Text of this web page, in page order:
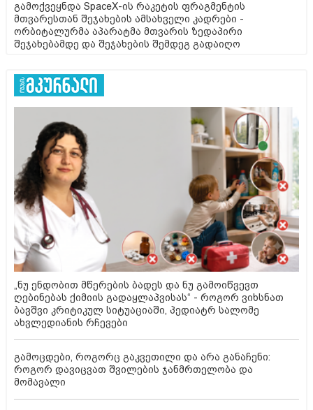
გამოქვეყნდა SpaceX-ის რაკეტის ფრაგმენტის
მთვარესთან შეჯახების ამსახველი კადრები -
ორბიტალურმა აპარატმა მთვარის ზედაპირი
შეჯახებამდე და შეჯახების შემდეგ გადაიღო
„ნუ ენდობით მწერების ბადეს და ნუ გამოიწვევთ
ღებინებას ქიმიის გადაყლაპვისას“ - როგორ ვიხსნათ
ბავშვი კრიტიკულ სიტუაციაში, პედიატრ სალომე
ახვლედიანის რჩევები
გამოცდები, როგორც გაკვეთილი და არა განაჩენი:
როგორ დავიცვათ შვილების ჯანმრთელობა და
მომავალი